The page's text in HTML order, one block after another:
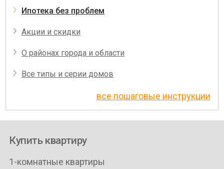
Ипотека без проблем
Акции и скидки
О районах города и области
Все типы и серии домов
все пошаговые инструкции
Купить квартиру
1-комнатные квартиры